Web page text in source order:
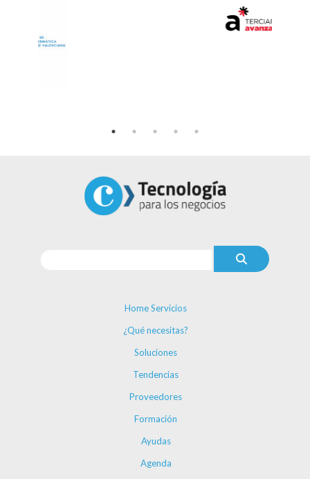
Home Servicios
¿Qué necesitas?
Soluciones
Tendencias
Proveedores
Formación
Ayudas
Agenda